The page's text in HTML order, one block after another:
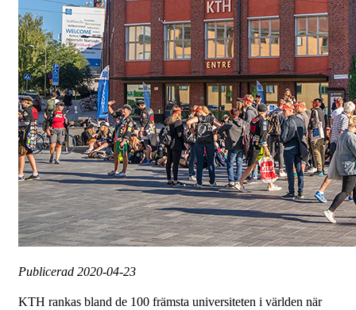
Publicerad 2020-04-23
KTH rankas bland de 100 främsta universiteten i världen när